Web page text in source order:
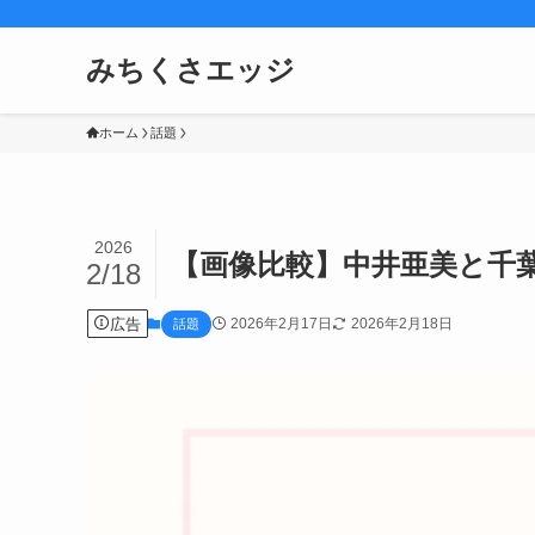
みちくさエッジ
ホーム 話題
【画像比較】中井亜美と
2026
2/18
広告 話題 2026年2月17日 2026年2月18日